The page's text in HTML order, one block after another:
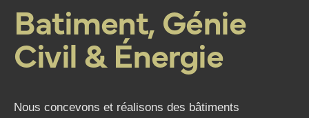
Batiment, Génie
Civil & Énergie
Nous concevons et réalisons des bâtiments